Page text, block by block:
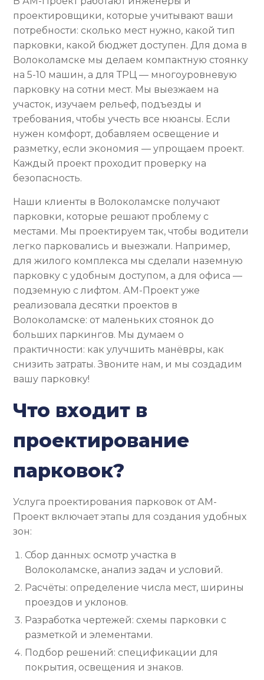
проектировщики, которые учитывают ваши
потребности: сколько мест нужно, какой тип
парковки, какой бюджет доступен. Для дома в
Волоколамске мы делаем компактную стоянку
на 5-10 машин, а для ТРЦ — многоуровневую
парковку на сотни мест. Мы выезжаем на
участок, изучаем рельеф, подъезды и
требования, чтобы учесть все нюансы. Если
нужен комфорт, добавляем освещение и
разметку, если экономия — упрощаем проект.
Каждый проект проходит проверку на
безопасность.
Наши клиенты в Волоколамске получают
парковки, которые решают проблему с
местами. Мы проектируем так, чтобы водители
легко парковались и выезжали. Например,
для жилого комплекса мы сделали наземную
парковку с удобным доступом, а для офиса —
подземную с лифтом. АМ-Проект уже
реализовала десятки проектов в
Волоколамске: от маленьких стоянок до
больших паркингов. Мы думаем о
практичности: как улучшить манёвры, как
снизить затраты. Звоните нам, и мы создадим
вашу парковку!
Что входит в
проектирование
парковок?
Услуга проектирования парковок от АМ-
Проект включает этапы для создания удобных
зон:
Сбор данных: осмотр участка в
Волоколамске, анализ задач и условий.
Расчёты: определение числа мест, ширины
проездов и уклонов.
Разработка чертежей: схемы парковки с
разметкой и элементами.
Подбор решений: спецификации для
покрытия, освещения и знаков.